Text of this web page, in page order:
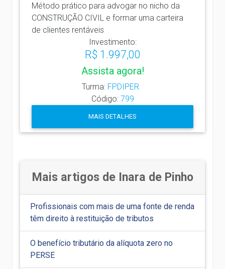
Método prático para advogar no nicho da
CONSTRUÇÃO CIVIL e formar uma carteira
de clientes rentáveis
Investimento:
R$ 1.997,00
Assista agora!
Turma: FPDIPER
Código: 799
MAIS DETALHES
Mais artigos de Inara de Pinho
Profissionais com mais de uma fonte de renda
têm direito à restituição de tributos
O benefício tributário da alíquota zero no
PERSE